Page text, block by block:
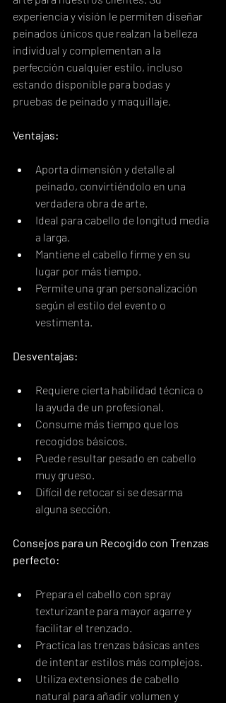
experiencia y visión le permiten diseñar
peinados únicos que realzan la belleza
individual y complementan a la
perfección cualquier estilo, incluso
estando disponible para bodas y
pruebas de peinado y maquillaje.
Ventajas:
Aporta dimensión y detalle al
peinado, convirtiéndolo en una
verdadera obra de arte.
Ideal para cabello de longitud media
a larga.
Mantiene el cabello firme y en su
lugar por más tiempo.
Permite una gran personalización
según el estilo del evento o
vestimenta.
Desventajas:
Requiere cierta habilidad técnica o
la ayuda de un profesional.
Consume más tiempo que los
recogidos básicos.
Puede resultar pesado en cabello
muy grueso.
Difícil de retocar si se desarma
alguna sección.
Consejos para un Recogido con Trenzas
perfecto:
Prepara el cabello con spray
texturizante para mayor agarre y
facilitar el trenzado.
Practica las trenzas básicas antes
de intentar estilos más complejos.
Utiliza extensiones de cabello
natural para añadir volumen y